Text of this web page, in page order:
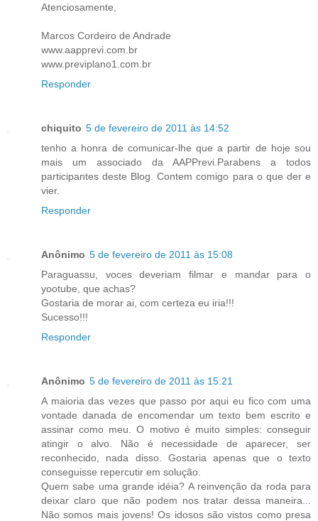
Atenciosamente,
Marcos Cordeiro de Andrade
www.aapprevi.com.br
www.previplano1.com.br
Responder
chiquito 5 de fevereiro de 2011 às 14:52
tenho a honra de comunicar-lhe que a partir de hoje sou
mais um associado da AAPPrevi.Parabens a todos
participantes deste Blog. Contem comigo para o que der e
vier.
Responder
Anônimo 5 de fevereiro de 2011 às 15:08
Paraguassu, voces deveriam filmar e mandar para o
yootube, que achas?
Gostaria de morar ai, com certeza eu iria!!!
Sucesso!!!
Responder
Anônimo 5 de fevereiro de 2011 às 15:21
A maioria das vezes que passo por aqui eu fico com uma
vontade danada de encomendar um texto bem escrito e
assinar como meu. O motivo é muito simples: conseguir
atingir o alvo. Não é necessidade de aparecer, ser
reconhecido, nada disso. Gostaria apenas que o texto
conseguisse repercutir em solução.
Quem sabe uma grande idéia? A reinvenção da roda para
deixar claro que não podem nos tratar dessa maneira...
Não somos mais jovens! Os idosos são vistos como presa